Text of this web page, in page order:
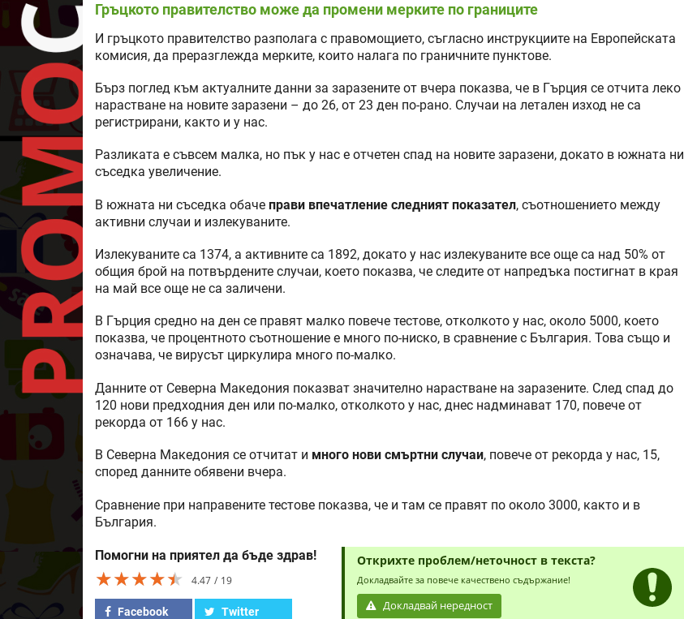
Гръцкото правителство може да промени мерките по границите
И гръцкото правителство разполага с правомощието, съгласно инструкциите на Европейската
комисия, да преразглежда мерките, които налага по граничните пунктове.
Бърз поглед към актуалните данни за заразените от вчера показва, че в Гърция се отчита леко
нарастване на новите заразени – до 26, от 23 ден по-рано. Случаи на летален изход не са
регистрирани, както и у нас.
Разликата е съвсем малка, но пък у нас е отчетен спад на новите заразени, докато в южната ни
съседка увеличение.
В южната ни съседка обаче прави впечатление следният показател, съотношението между
активни случаи и излекуваните.
Излекуваните са 1374, а активните са 1892, докато у нас излекуваните все още са над 50% от
общия брой на потвърдените случаи, което показва, че следите от напредъка постигнат в края
на май все още не са заличени.
В Гърция средно на ден се правят малко повече тестове, отколкото у нас, около 5000, което
показва, че процентното съотношение е много по-ниско, в сравнение с България. Това също и
означава, че вирусът циркулира много по-малко.
Данните от Северна Македония показват значително нарастване на заразените. След спад до
120 нови предходния ден или по-малко, отколкото у нас, днес надминават 170, повече от
рекорда от 166 у нас.
В Северна Македония се отчитат и много нови смъртни случаи, повече от рекорда у нас, 15,
според данните обявени вчера.
Сравнение при направените тестове показва, че и там се правят по около 3000, както и в
България.
Помогни на приятел да бъде здрав!
★★★★★
★★★★★
★★★★★ 4.47 19
Facebook Twitter
Открихте проблем/неточност в текста?
Докладвайте за повече качествено съдържание!
Докладвай нередност